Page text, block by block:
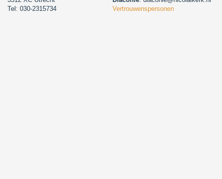
Tel: 030-2315734
Vertrouwenspersonen